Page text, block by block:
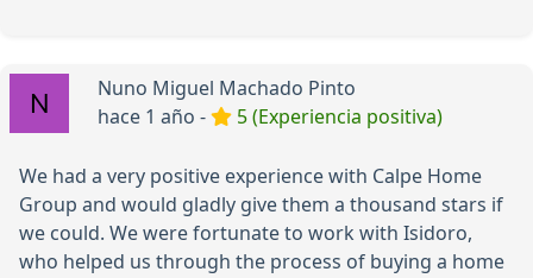
Nuno Miguel Machado Pinto
hace 1 año -
5 (Experiencia positiva)
We had a very positive experience with Calpe Home
Group and would gladly give them a thousand stars if
we could. We were fortunate to work with Isidoro,
who helped us through the process of buying a home